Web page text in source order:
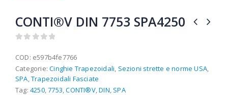
CONTI®V DIN 7753 SPA4250
COD: e597b4fe7766
Categorie:Cinghie Trapezoidali Sezioni strette e norme USA
SPA ,Trapezoidali Fasciate
Tag: 4250,7753 ,CONTI®V,DIN SPA